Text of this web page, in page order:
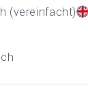
(vereinfacht)